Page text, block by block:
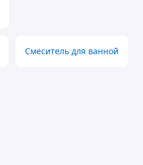
Смеситель для ванной